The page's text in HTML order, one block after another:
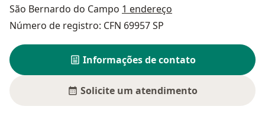
São Bernardo do Campo 1 endereço
Número de registro: CFN 69957 SP
Informações de contato
Solicite um atendimento